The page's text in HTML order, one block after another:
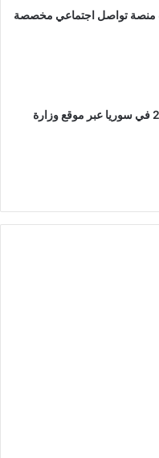
منصة تواصل اجتماعي مخصصة
نتائج البكالوريا 2026 في سوريا عبر موقع وزارة